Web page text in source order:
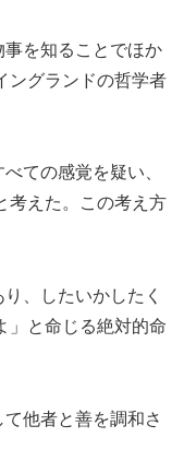
を知ることでほか
ングランドの哲学者
ての感覚を疑い、
考えた。この考え方
、したいかしたく
」と命じる絶対的命
他者と善を調和さ